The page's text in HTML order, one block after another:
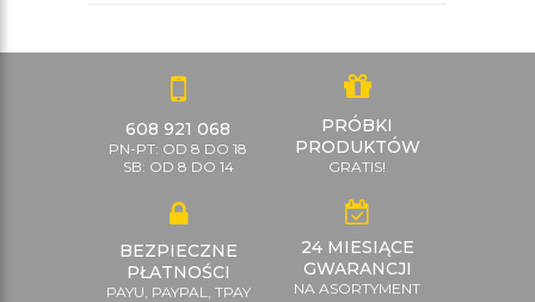
608 921 068
PN-PT: OD 8 DO 18
SB: OD 8 DO 14
PRÓBKI
PRODUKTÓW
GRATIS!
BEZPIECZNE
PŁATNOŚCI
PAYU, PAYPAL, TPAY
24 MIESIĄCE
GWARANCJI
NA ASORTYMENT